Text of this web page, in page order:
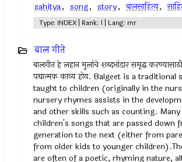
sahitya, song, story, बालसाहित्य,
Type: INDEX | Rank: 1 | Lang: mr
बाल गीते
बालगीत हे लहान मुलांचे शब्दभांडार समृद्ध
पद्यात्मक काव्य होय. Balgeet is a
taught to children (originally in the
nursery rhymes assists in the
and other skills such as counting.
children's songs that are passed down
generation to the next (either from
from older kids to younger
are often of a poetic, rhyming nature,